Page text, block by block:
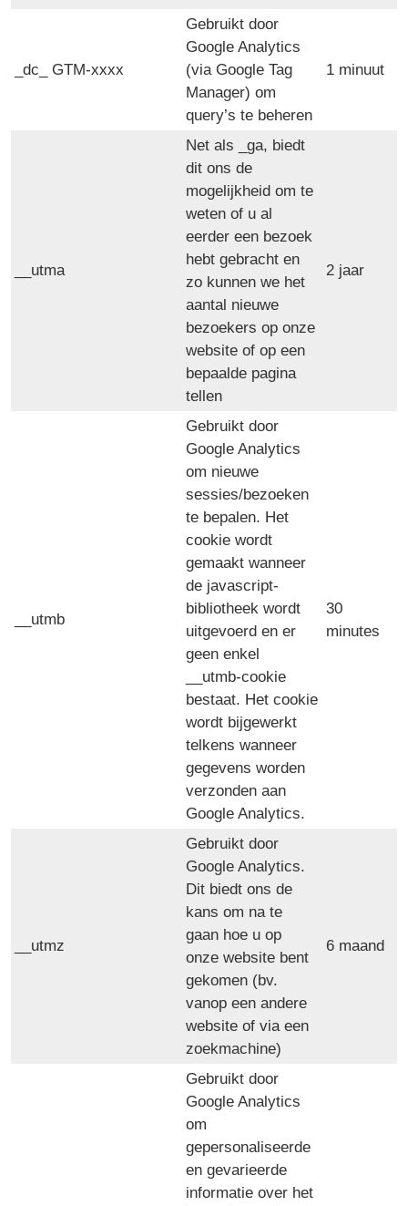
_dc_ GTM-xxxx
Gebruikt door
Google Analytics
(via Google Tag
Manager) om
query’s te beheren
1 minuut
__utma
Net als _ga, biedt
dit ons de
mogelijkheid om te
weten of u al
eerder een bezoek
hebt gebracht en
zo kunnen we het
aantal nieuwe
bezoekers op onze
website of op een
bepaalde pagina
tellen
2 jaar
__utmb
Gebruikt door
Google Analytics
om nieuwe
sessies/bezoeken
te bepalen. Het
cookie wordt
gemaakt wanneer
de javascript-
bibliotheek wordt
uitgevoerd en er
geen enkel
__utmb-cookie
bestaat. Het cookie
wordt bijgewerkt
telkens wanneer
gegevens worden
verzonden aan
Google Analytics.
30
minutes
__utmz
Gebruikt door
Google Analytics.
Dit biedt ons de
kans om na te
gaan hoe u op
onze website bent
gekomen (bv.
vanop een andere
website of via een
zoekmachine)
6 maand
Gebruikt door
Google Analytics
om
gepersonaliseerde
en gevarieerde
informatie over het